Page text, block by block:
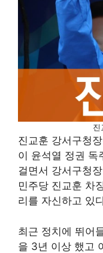
진
진교훈 강서구청
이 윤석열 정권 독
걸면서 강서구청
민주당 진교훈 차
리를 자신하고 있
최근 정치에 뛰어
을 3년 이상 했고